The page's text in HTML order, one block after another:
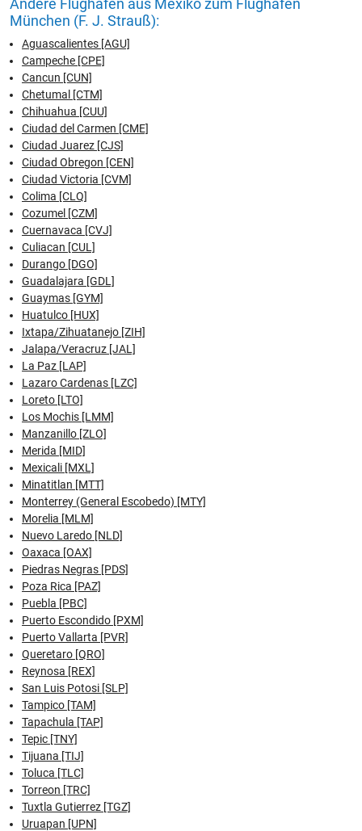
Andere Flughäfen aus Mexiko zum Flughafen
München (F. J. Strauß):
Aguascalientes [AGU]
Campeche [CPE]
Cancun [CUN]
Chetumal [CTM]
Chihuahua [CUU]
Ciudad del Carmen [CME]
Ciudad Juarez [CJS]
Ciudad Obregon [CEN]
Ciudad Victoria [CVM]
Colima [CLQ]
Cozumel [CZM]
Cuernavaca [CVJ]
Culiacan [CUL]
Durango [DGO]
Guadalajara [GDL]
Guaymas [GYM]
Huatulco [HUX]
Ixtapa/Zihuatanejo [ZIH]
Jalapa/Veracruz [JAL]
La Paz [LAP]
Lazaro Cardenas [LZC]
Loreto [LTO]
Los Mochis [LMM]
Manzanillo [ZLO]
Merida [MID]
Mexicali [MXL]
Minatitlan [MTT]
Monterrey (General Escobedo) [MTY]
Morelia [MLM]
Nuevo Laredo [NLD]
Oaxaca [OAX]
Piedras Negras [PDS]
Poza Rica [PAZ]
Puebla [PBC]
Puerto Escondido [PXM]
Puerto Vallarta [PVR]
Queretaro [QRO]
Reynosa [REX]
San Luis Potosi [SLP]
Tampico [TAM]
Tapachula [TAP]
Tepic [TNY]
Tijuana [TIJ]
Toluca [TLC]
Torreon [TRC]
Tuxtla Gutierrez [TGZ]
Uruapan [UPN]